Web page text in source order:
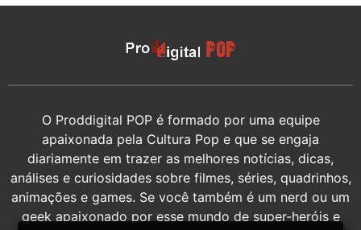
O Proddigital POP é formado por uma equipe
apaixonada pela Cultura Pop e que se engaja
diariamente em trazer as melhores notícias, dicas,
análises e curiosidades sobre filmes, séries, quadrinhos,
animações e games. Se você também é um nerd ou um
geek apaixonado por esse mundo de super-heróis e